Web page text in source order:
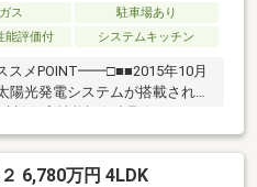
ス
駐車場あり
能評価付 システムキッチン
メPOINT━━□■■2015年10月
光発電システムが搭載された
で開放感のある空間です。■キ
グ・ダイニングとのつながり
・床暖房(LD部分)、食器洗乾燥
6,780万円 4LDK